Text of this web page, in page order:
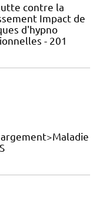
contre la
Impact de
d'hypno
- 201